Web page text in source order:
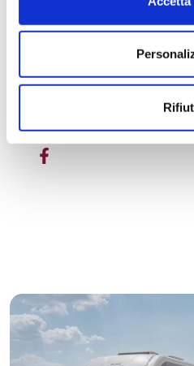
tecnológica y soluciones
Comparte la noticia